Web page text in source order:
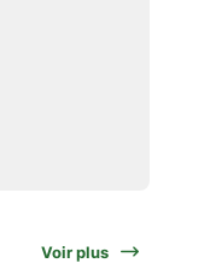
Voir plus